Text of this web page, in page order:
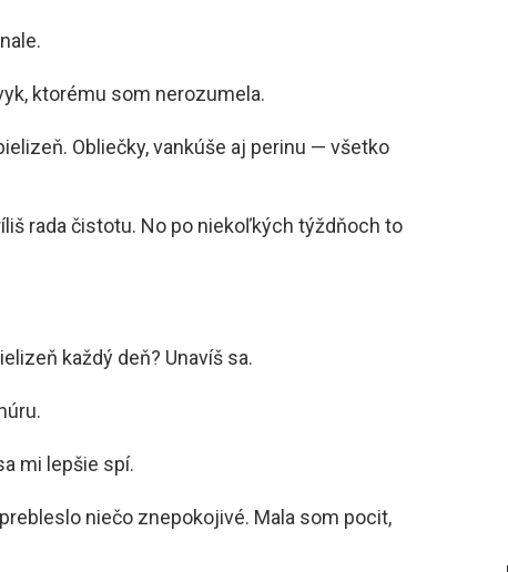
ktorému som nerozumela.
Obliečky, vankúše aj perinu — všetko
rada čistotu. No po niekoľkých týždňoch to
každý deň? Unavíš sa.
mi lepšie spí.
niečo znepokojivé. Mala som pocit,